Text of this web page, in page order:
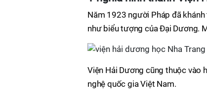
Năm 1923 người Pháp đã
như biểu tượng của Đại Dương.
Viện Hải Dương cũng thuộc vào
nghệ quốc gia Việt Nam.